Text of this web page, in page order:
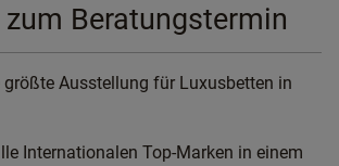
Beratungstermin
größte Ausstellung für Luxusbetten in
Internationalen Top-Marken in einem